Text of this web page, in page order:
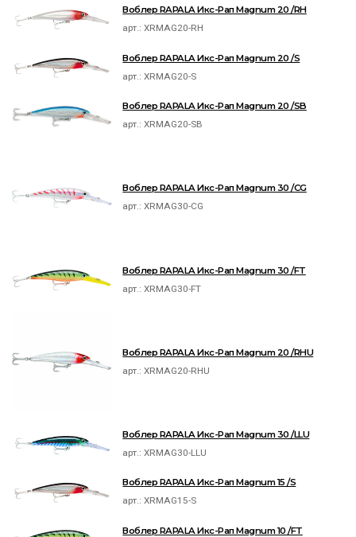
Воблер RAPALA Икс-Рап Magnum 20 /RH
арт.:XRMAG20-RH
Воблер RAPALA Икс-Рап Magnum 20 /S
арт.:XRMAG20-S
Воблер RAPALA Икс-Рап Magnum 20 /SB
арт.:XRMAG20-SB
Воблер RAPALA Икс-Рап Magnum 30 /CG
арт.:XRMAG30-CG
Воблер RAPALA Икс-Рап Magnum 30 /FT
арт.:XRMAG30-FT
Воблер RAPALA Икс-Рап Magnum 20 /RHU
арт.:XRMAG20-RHU
Воблер RAPALA Икс-Рап Magnum 30 /LLU
арт.:XRMAG30-LLU
Воблер RAPALA Икс-Рап Magnum 15 /S
арт.:XRMAG15-S
Воблер RAPALA Икс-Рап Magnum 10 /FT